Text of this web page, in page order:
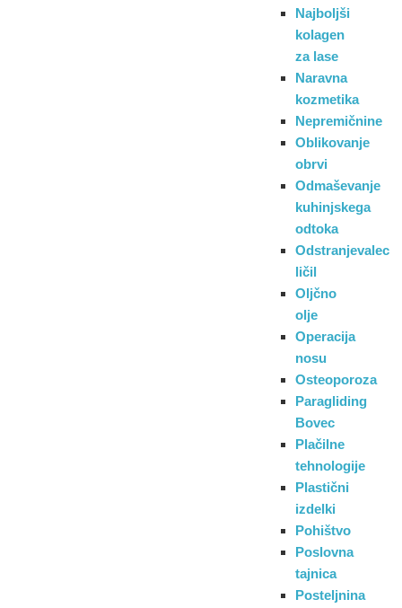
Najboljši
kolagen
za lase
Naravna
kozmetika
Nepremičnine
Oblikovanje
obrvi
Odmaševanje
kuhinjskega
odtoka
Odstranjevalec
ličil
Oljčno
olje
Operacija
nosu
Osteoporoza
Paragliding
Bovec
Plačilne
tehnologije
Plastični
izdelki
Pohištvo
Poslovna
tajnica
Posteljnina